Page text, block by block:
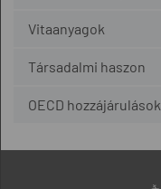
Vitaanyagok
Társadalmi haszon
OECD hozzájárulások